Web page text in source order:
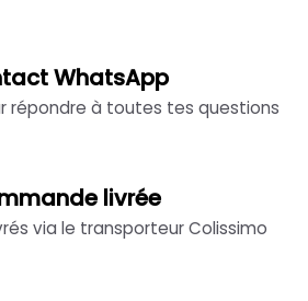
WhatsApp
répondre à toutes tes questions
livrée
via le transporteur Colissimo